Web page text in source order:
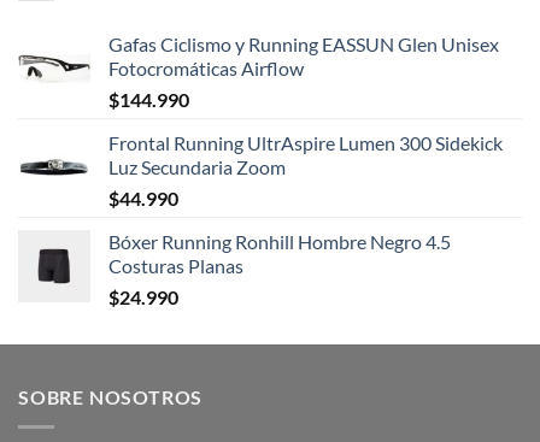
Gafas Ciclismo y Running EASSUN Glen Unisex
Fotocromáticas Airflow
$144.990
Frontal Running UltrAspire Lumen 300 Sidekick
Luz Secundaria Zoom
$44.990
Bóxer Running Ronhill Hombre Negro 4.5
Costuras Planas
$24.990
SOBRE NOSOTROS